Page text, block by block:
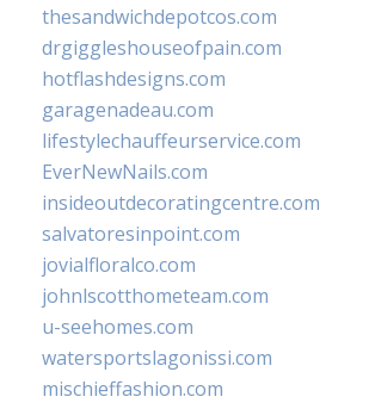
thesandwichdepotcos.com
drgiggleshouseofpain.com
hotflashdesigns.com
garagenadeau.com
lifestylechauffeurservice.com
EverNewNails.com
insideoutdecoratingcentre.com
salvatoresinpoint.com
jovialfloralco.com
johnlscotthometeam.com
u-seehomes.com
watersportslagonissi.com
mischieffashion.com